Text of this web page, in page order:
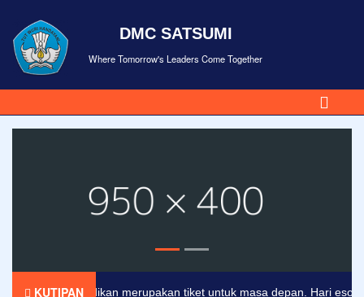
DMC SATSUMI
Where Tomorrow's Leaders Come Together
KUTIPAN
Pendidikan merupakan tiket untuk masa depan. Hari esok